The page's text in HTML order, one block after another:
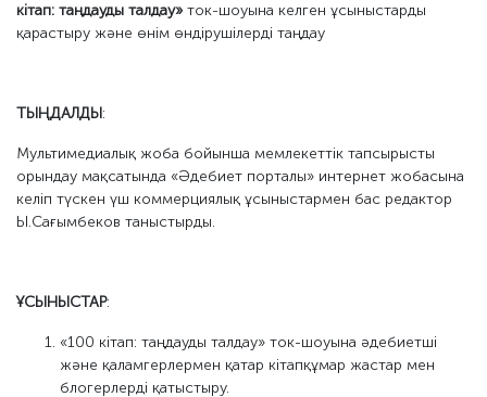
кітап: таңдауды талдау»ток-шоуына келген ұсыныстарды
қарастыру және өнім өндірушілерді таңдау
ТЫҢДАЛДЫ:
Мультимедиалық жоба бойынша мемлекеттік тапсырысты
орындау мақсатында «Әдебиет порталы» интернет жобасына
келіп түскен үш коммерциялық ұсыныстармен бас редактор
Ы.Сағымбеков таныстырды.
ҰСЫНЫСТАР:
«100 кітап: таңдауды талдау» ток-шоуына әдебиетші
және қаламгерлермен қатар кітапқұмар жастар мен
блогерлерді қатыстыру.